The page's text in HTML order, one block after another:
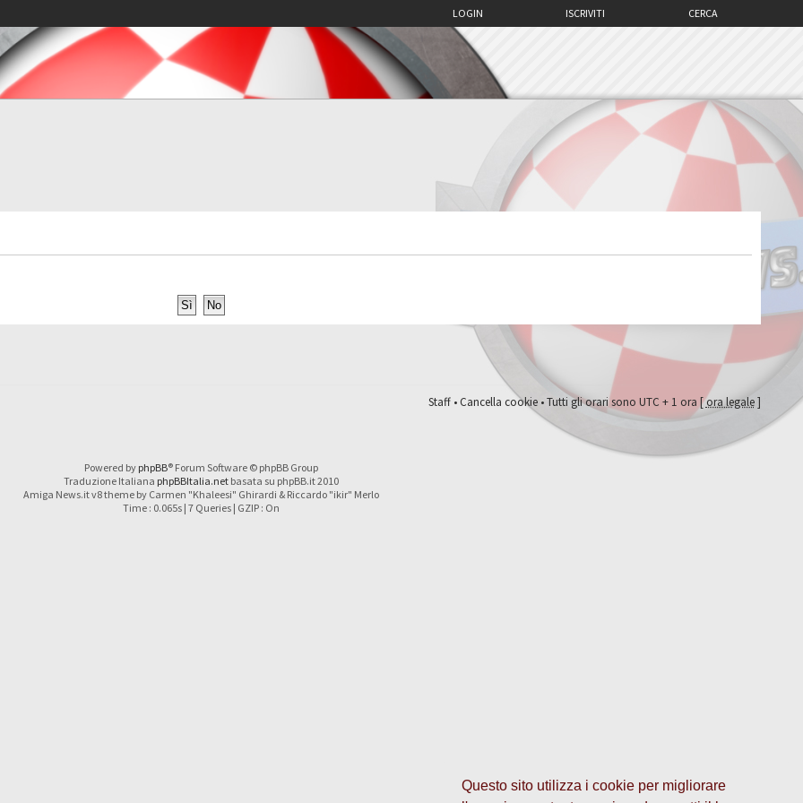
Questo sito utilizza i cookie per migliorare
CERCA
ISCRIVITI
LOGIN
Staff•Cancella cookie• Tutti gli orari sono UTC + 1 ora [ora legale]
Powered by phpBB® Forum Software © phpBB Group
Traduzione Italiana phpBBItalia.netbasata su phpBB.it 2010
Amiga News.it v8 theme by Carmen "Khaleesi" Ghirardi & Riccardo "ikir" Merlo
Time : 0.065s | 7 Queries | GZIP : On